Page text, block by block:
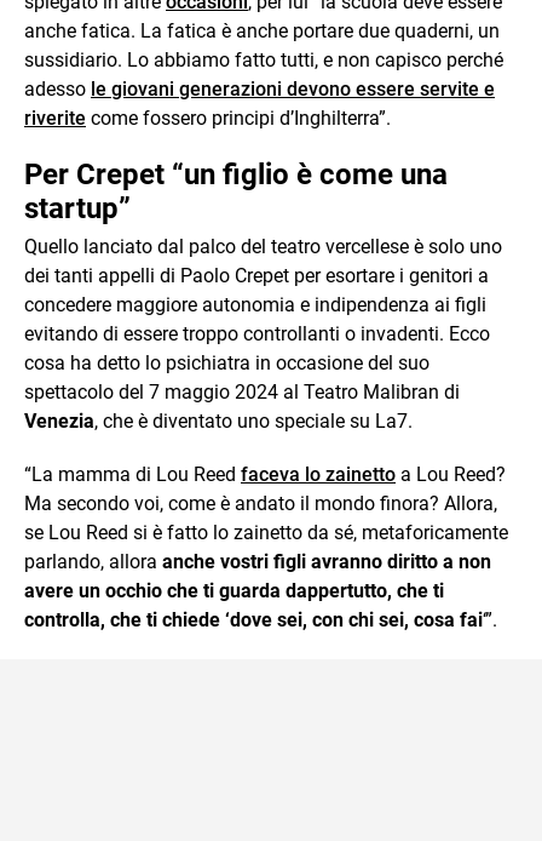
anche fatica. La fatica è anche portare due quaderni, un
sussidiario. Lo abbiamo fatto tutti, e non capisco perché
adesso le giovani generazioni devono essere servite e
riverite come fossero principi d’Inghilterra”.
Per Crepet “un figlio è come una
startup”
Quello lanciato dal palco del teatro vercellese è solo uno
dei tanti appelli di Paolo Crepet per esortare i genitori a
concedere maggiore autonomia e indipendenza ai figli
evitando di essere troppo controllanti o invadenti. Ecco
cosa ha detto lo psichiatra in occasione del suo
spettacolo del 7 maggio 2024 al Teatro Malibran di
Venezia, che è diventato uno speciale su La7.
“La mamma di Lou Reed faceva lo zainetto a Lou Reed?
Ma secondo voi, come è andato il mondo finora? Allora,
se Lou Reed si è fatto lo zainetto da sé, metaforicamente
parlando, allora anche vostri figli avranno diritto a non
avere un occhio che ti guarda dappertutto, che ti
controlla, che ti chiede ‘dove sei, con chi sei, cosa fai‘”.